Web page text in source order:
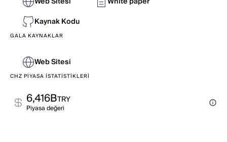
Kaynak Kodu
GALA KAYNAKLAR
Web Sitesi
CHZ PIYASA İSTATISTIKLERI
6,416BTRY
Pi̇yasa değeri̇